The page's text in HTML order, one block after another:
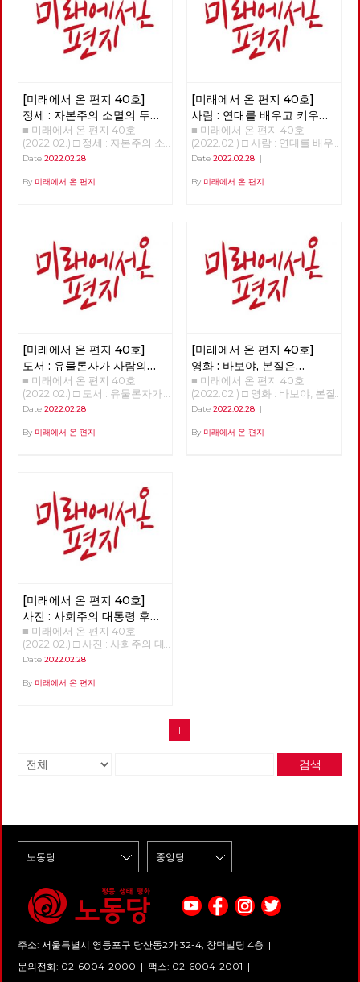
[미래에서 온 편지 40호]
정세 : 자본주의 소멸의 두
가지 요인
■ 미래에서 온 편지 40호
(2022.02.) □ 정세 : 자본주의 소
멸의 두 가지 요인 - 30년 만에
>>>>>> 업로드 준비중 <<<<<<
Date 2022.02.28 |
By 미래에서 온 편지
[미래에서 온 편지 40호]
사람 : 연대를 배우고 키우는
해고노동자, 방영환
■ 미래에서 온 편지 40호
(2022.02.) □ 사람 : 연대를 배우
고 키우는 해고노동자, 방영환
Date 2022.02.28|
By 미래에서 온 편지
[미래에서 온 편지 40호]
도서 : 유물론자가 사람의
마음을 이해해야 하는 이유
■ 미래에서 온 편지 40호
(2022.02.) □ 도서 : 유물론자가
사람의 마음을 이해해야 하는 이
<<<<<<
Date 2022.02.28 |
By 미래에서 온 편지
[미래에서 온 편지 40호]
영화 : 바보야, 본질은
'사랑'이야! - 매트릭스 :
리저렉션
■ 미래에서 온 편지 40호
(2022.02.) □ 영화 : 바보야, 본질
은 '사랑'이야! - 매트릭스 : 리저
<<<<<<
Date 2022.02.28|
By 미래에서 온 편지
[미래에서 온 편지 40호]
사진 : 사회주의 대통령 후보
경선의 기록
■ 미래에서 온 편지 40호
(2022.02.) □ 사진 : 사회주의 대
통령 후보 경선의 기록 >>>>>>
Date 2022.02.28 |
By 미래에서 온 편지
1
검색
주소: 서울특별시 영등포구 당산동2가 32-4, 창덕빌딩 4층 |
문의전화: 02-6004-2000 | 팩스: 02-6004-2001 |